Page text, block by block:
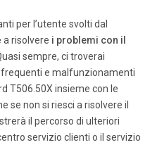
per l’utente svolti dal
a risolvere i problemi con il
sempre, ci troverai
frequenti e malfunzionamenti
T506.50X insieme con le
se non si riesci a risolvere il
il percorso di ulteriori
servizio clienti o il servizio